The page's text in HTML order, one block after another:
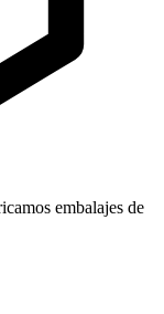
embalajes de